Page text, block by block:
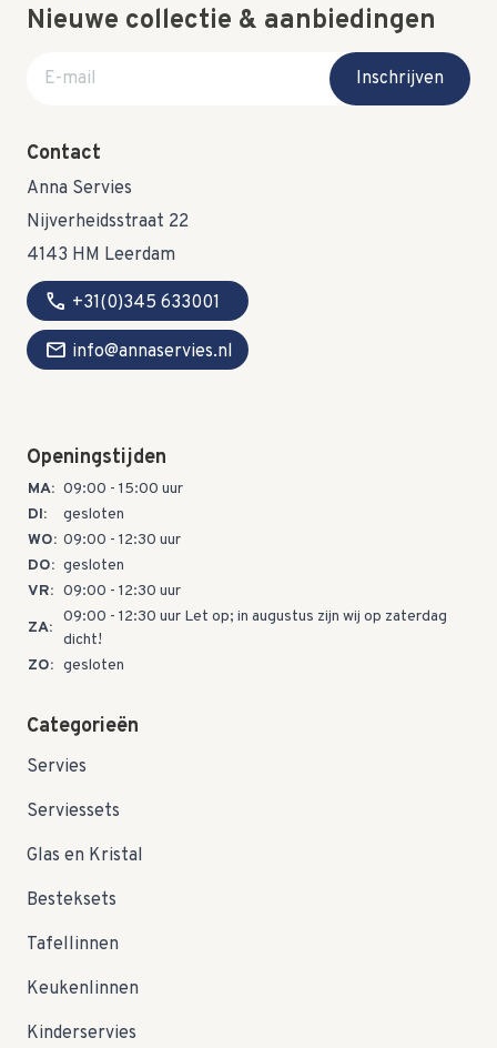
Nieuwe collectie & aanbiedingen
E-mail adres
Inschrijven
Contact
Anna Servies
Nijverheidsstraat 22
4143 HM Leerdam
call +31(0)345 633001
mail info@annaservies.nl
Openingstijden
MA: 09:00 - 15:00 uur
DI:
gesloten
WO: 09:00 - 12:30 uur
DO: gesloten
VR: 09:00 - 12:30 uur
ZA:
09:00 - 12:30 uur Let op; in augustus zijn wij op zaterdag
dicht!
ZO: gesloten
Categorieën
Servies
Serviessets
Glas en Kristal
Besteksets
Tafellinnen
Keukenlinnen
Kinderservies